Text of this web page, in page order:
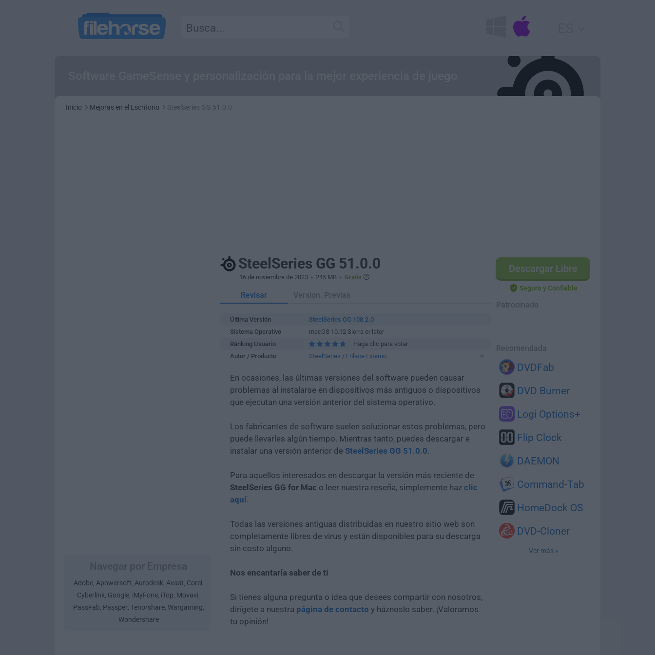
Inicio Mejoras en el Escritorio SteelSeries GG 51.0.0
Adobe, Apowersoft, Autodesk, Avast, Corel ,
Cyberlink, Google, iMyFone, iTop, Movavi,
PassFab, Passper, Tenorshare, Wargaming,
Wondershare
Descargar Libre
Seguro y Confiable
Patrocinado
Recomendada
DVDFab
DVD Burner
Logi Options+
Flip Clock
DAEMON
Command-Tab
HomeDock OS
DVD-Cloner
Ver más »
SteelSeries GG 51.0.0
16 de noviembre de 2023 - 245 MB - Gratis
Revisar Version. Previas
Última Versión
SteelSeries GG 108.2.0
Sistema Operativo
macOS 10.12 Sierra or later
Ránking Usuario
Haga clic para votar
Autor / Producto
SteelSeries / Enlace Externo
En ocasiones, las últimas versiones del software pueden causar
problemas al instalarse en dispositivos más antiguos o dispositivos
que ejecutan una versión anterior del sistema operativo.
Los fabricantes de software suelen solucionar estos problemas, pero
puede llevarles algún tiempo. Mientras tanto, puedes descargar e
instalar una versión anterior de SteelSeries GG 51.0.0.
Para aquellos interesados en descargar la versión más reciente de
SteelSeries GG for Mac o leer nuestra reseña, simplemente haz clic
aquí.
Todas las versiones antiguas distribuidas en nuestro sitio web son
completamente libres de virus y están disponibles para su descarga
sin costo alguno.
Nos encantaría saber de ti
Si tienes alguna pregunta o idea que desees compartir con nosotros,
dirígete a nuestra página de contacto y háznoslo saber. ¡Valoramos
tu opinión!